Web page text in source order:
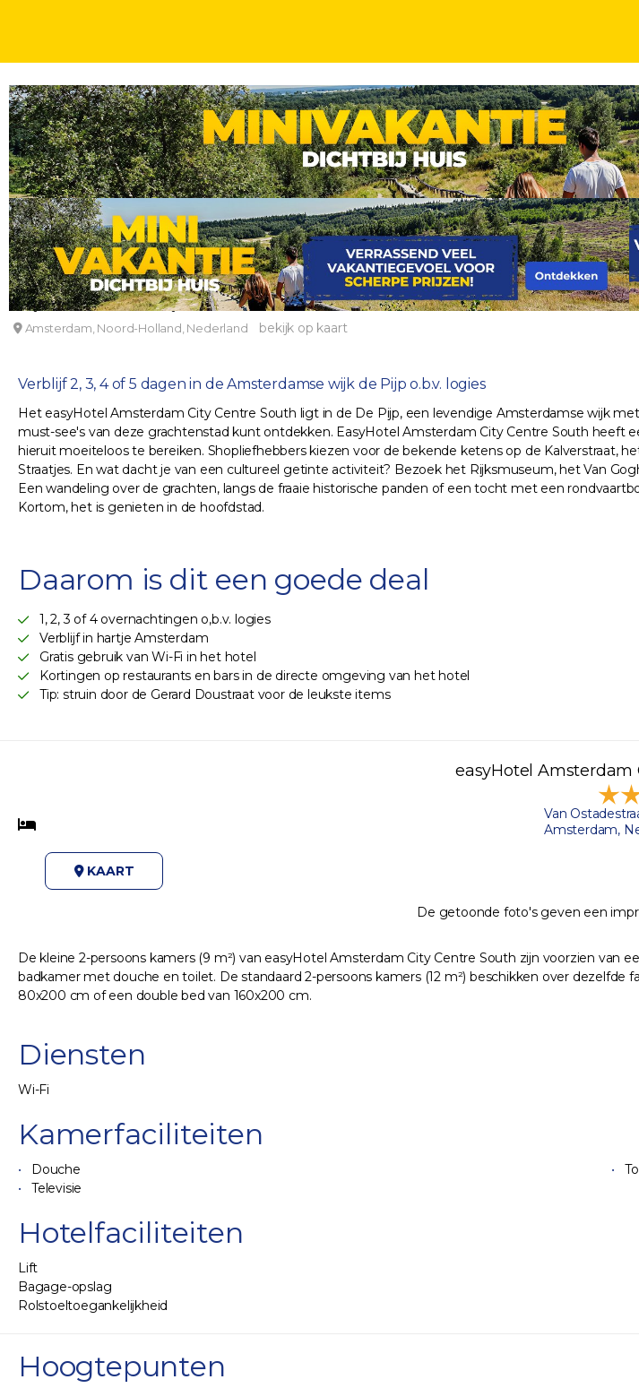
STEDENTRIPS DAGEN
Overnachten in de Pijp in hartje Amsterdam
easyHotel Amsterdam City Centre South
Amsterdam, Noord-Holland, Nederland bekijk op kaart
Verblijf 2, 3, 4 of 5 dagen in de Amsterdamse wijk de Pijp o.b.v. logies
Het easyHotel Amsterdam City Centre South ligt in de De Pijp, een levendige Amsterdamse wijk
must-see's van deze grachtenstad kunt ontdekken. EasyHotel Amsterdam City Centre South heeft
hieruit moeiteloos te bereiken. Shopliefhebbers kiezen voor de bekende ketens op de Kalverstraat,
Straatjes. En wat dacht je van een cultureel getinte activiteit? Bezoek het Rijksmuseum, het Van
Een wandeling over de grachten, langs de fraaie historische panden of een tocht met een
Kortom, het is genieten in de hoofdstad.
Daarom is dit een goede deal
1, 2, 3 of 4 overnachtingen o,b.v. logies
Verblijf in hartje Amsterdam
Gratis gebruik van Wi-Fi in het hotel
Kortingen op restaurants en bars in de directe omgeving van het hotel
Tip: struin door de Gerard Doustraat voor de leukste items
easyHotel Amsterdam
Van
Amsterdam,
KAART
De getoonde foto's geven een
De kleine 2-persoons kamers (9 m²) van easyHotel Amsterdam City Centre South zijn voorzien van
badkamer met douche en toilet. De standaard 2-persoons kamers (12 m²) beschikken over
80x200 cm of een double bed van 160x200 cm.
Diensten
Wi-Fi
Kamerfaciliteiten
Douche
Televisie
Hotelfaciliteiten
Lift
Bagage-opslag
Rolstoeltoegankelijkheid
Hoogtepunten